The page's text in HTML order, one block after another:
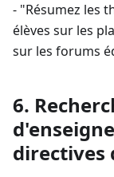
- "Résumez les
élèves sur les
sur les forums
6.
directives